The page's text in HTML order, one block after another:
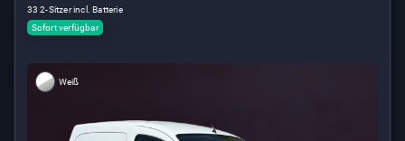
33 2-Sitzer incl. Batterie
Sofort verfügbar
Weiß